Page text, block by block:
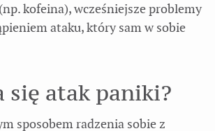
kofeina), wcześniejsze problemy
ataku, który sam w sobie
się atak paniki?
sposobem radzenia sobie z